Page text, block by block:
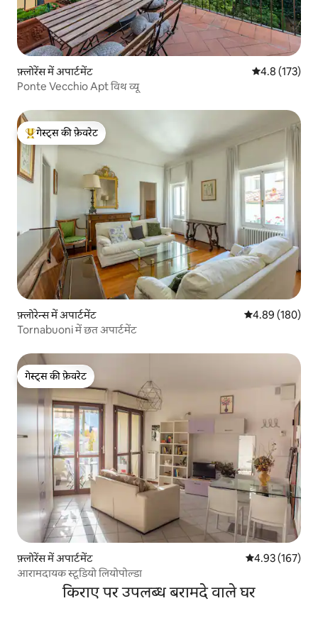
फ़्लोरेंस में अपार्टमेंट औसत रेटिंग 5 में
4.8 (173)
Ponte Vecchio Apt विथ व्यू
गेस्ट्स का टॉप फ़ेवरेट
गेस्ट्स की फ़ेवरेट
फ़्लोरेन्स में अपार्टमेंट औसत रेटिंग 5 में से
4.89 (180)
Tornabuoni में छत अपार्टमेंट
गेस्ट्स की फ़ेवरेट
गेस्ट्स की फ़ेवरेट
फ़्लोरेंस में अपार्टमेंट औसत रेटिंग 5 में से
4.93 (167)
आरामदायक स्टूडियो लियोपोल्डा
किराए पर उपलब्ध बरामदे वाले घर